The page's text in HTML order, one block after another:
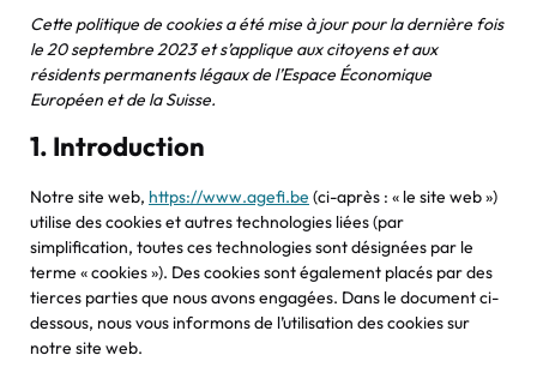
Cette politique de cookies a été mise à jour pour la dernière fois
le 20 septembre 2023 et s’applique aux citoyens et aux
résidents permanents légaux de l’Espace Économique
Européen et de la Suisse.
1. Introduction
Notre site web, https://www.agefi.be (ci-après : « le site web »)
utilise des cookies et autres technologies liées (par
simplification, toutes ces technologies sont désignées par le
terme « cookies »). Des cookies sont également placés par des
tierces parties que nous avons engagées. Dans le document ci-
dessous, nous vous informons de l’utilisation des cookies sur
notre site web.